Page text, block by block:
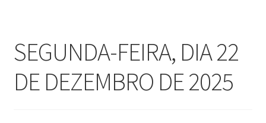
Liturgia Diária
Horários de missas
SEGUNDA-FEIRA, DIA 22
DE DEZEMBRO DE 2025